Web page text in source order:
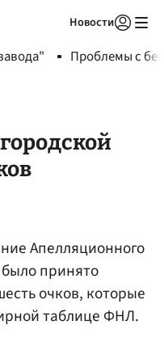
Новости
Проблемы с
Апелляционного
принято
очков, которые
таблице ФНЛ.